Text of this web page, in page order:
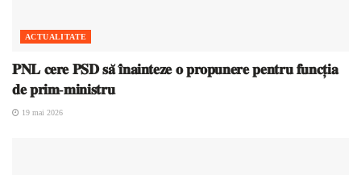
ACTUALITATE
𝐏𝐍𝐋 𝐜𝐞𝐫𝐞 𝐏𝐒𝐃 𝐬𝐚̆ 𝐢̂𝐧𝐚𝐢𝐧𝐭𝐞𝐳𝐞 𝐨 𝐩𝐫𝐨𝐩𝐮𝐧𝐞𝐫𝐞 𝐩𝐞𝐧𝐭𝐫𝐮 𝐟𝐮𝐧𝐜𝐭̦𝐢𝐚
𝐝𝐞 𝐩𝐫𝐢𝐦-𝐦𝐢𝐧𝐢𝐬𝐭𝐫𝐮
19 mai 2026